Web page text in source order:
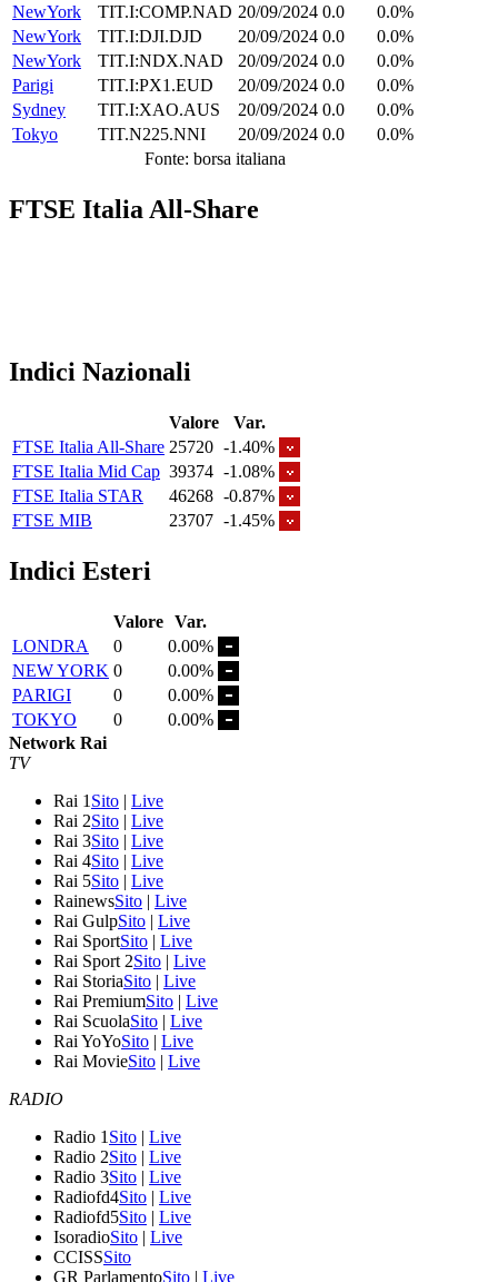
NewYork
TIT.I:COMP.NAD 20/09/2024 0.0
0.0%
NewYork
TIT.I:DJI.DJD 20/09/2024 0.0
0.0%
NewYork
TIT.I:NDX.NAD 20/09/2024 0.0
0.0%
Parigi
TIT.I:PX1.EUD 20/09/2024 0.0
0.0%
Sydney
TIT.I:XAO.AUS 20/09/2024 0.0
0.0%
Tokyo
TIT.N225.NNI 20/09/2024 0.0
0.0%
Fonte: borsa italiana
FTSE Italia All-Share
Indici Nazionali
Valore
Var.
FTSE Italia All-Share 25720 -1.40%
FTSE Italia Mid Cap 39374 -1.08%
FTSE Italia STAR
46268 -0.87%
FTSE MIB
23707 -1.45%
Indici Esteri
Valore Var.
LONDRA
0
0.00%
NEW YORK 0
0.00%
PARIGI
0
0.00%
TOKYO
0
0.00%
Network Rai
TV
Rai 1 Sito | Live
Rai 2Sito | Live
Rai 3Sito | Live
Rai 4Sito | Live
Rai 5Sito | Live
RainewsSito | Live
Rai GulpSito | Live
Rai SportSito | Live
Rai Sport 2Sito | Live
Rai StoriaSito | Live
Rai PremiumSito | Live
Rai ScuolaSito | Live
Rai YoYoSito | Live
Rai MovieSito | Live
RADIO
Radio 1 Sito | Live
Radio 2Sito | Live
Radio 3Sito | Live
Radiofd4Sito | Live
Radiofd5Sito | Live
IsoradioSito | Live
CCISSSito
GR ParlamentoSito | Live